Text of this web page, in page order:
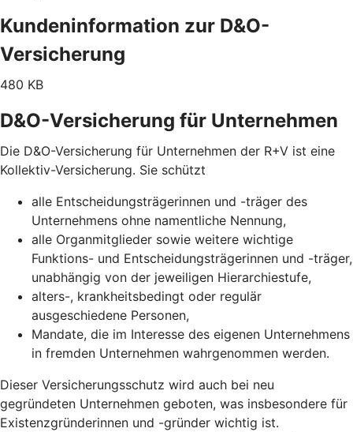
Kundeninformation zur D&O-
Versicherung
480 KB
D&O-Versicherung für Unternehmen
Die D&O-Versicherung für Unternehmen der R+V ist eine
Kollektiv-Versicherung. Sie schützt
alle Entscheidungsträgerinnen und -träger des
Unternehmens ohne namentliche Nennung,
alle Organmitglieder sowie weitere wichtige
Funktions- und Entscheidungsträgerinnen und -träger,
unabhängig von der jeweiligen Hierarchiestufe,
alters-, krankheitsbedingt oder regulär
ausgeschiedene Personen,
Mandate, die im Interesse des eigenen Unternehmens
in fremden Unternehmen wahrgenommen werden.
Dieser Versicherungsschutz wird auch bei neu
gegründeten Unternehmen geboten, was insbesondere für
Existenzgründerinnen und -gründer wichtig ist.